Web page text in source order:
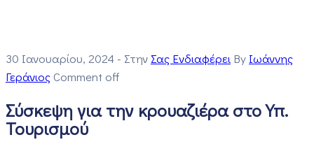
30 Ιανουαρίου, 2024 - Στην Σας Ενδιαφέρει By Ιωάννης
ΓεράνιοςComment off
Σύσκεψη για την κρουαζιέρα στο Υπ.
Τουρισμού